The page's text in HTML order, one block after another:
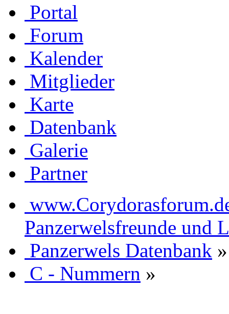
Portal
Forum
Kalender
Mitglieder
Karte
Datenbank
Galerie
Partner
Panzerwelsfreunde und
Panzerwels Datenbank »
C - Nummern »